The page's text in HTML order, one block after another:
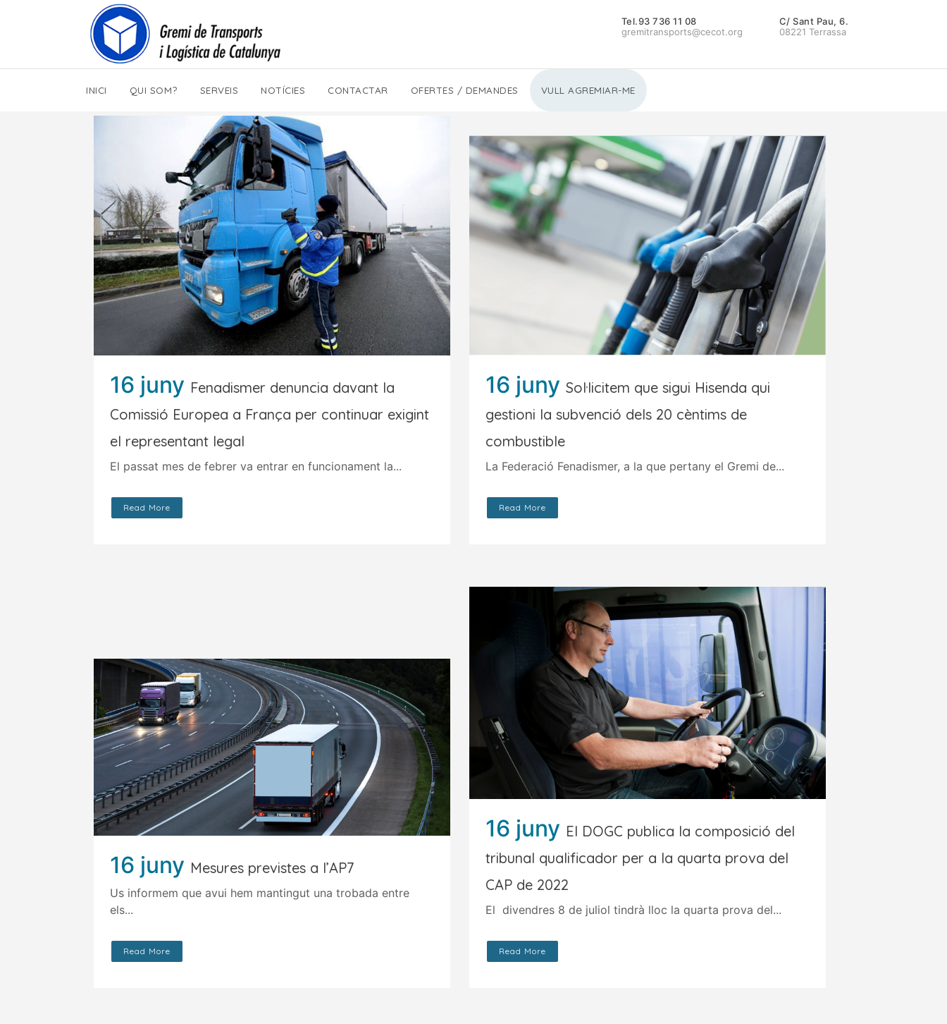
Tel.93 736 11 08
gremitransports@cecot.org
C/ Sant Pau, 6.
08221 Terrassa
INICI QUI SOM? SERVEIS NOTÍCIES CONTACTAR OFERTES / DEMANDES VULL AGREMIAR-ME
16 juny Fenadismer denuncia davant la
Comissió Europea a França per continuar exigint
el representant legal
El passat mes de febrer va entrar en funcionament la...
Read More
16 juny Sol·licitem que sigui Hisenda qui
gestioni la subvenció dels 20 cèntims de
combustible
La Federació Fenadismer, a la que pertany el Gremi de...
Read More
16 juny Mesures previstes a l’AP7
Us informem que avui hem mantingut una trobada entre
els...
Read More
16 juny El DOGC publica la composició del
tribunal qualificador per a la quarta prova del
CAP de 2022
El divendres 8 de juliol tindrà lloc la quarta prova del...
Read More